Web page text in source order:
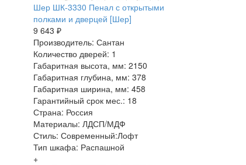
Шер ШК-3330 Пенал с открытыми
полками и дверцей [Шер]
9 643 ₽
Производитель: Сантан
Количество дверей: 1
Габаритная высота, мм: 2150
Габаритная глубина, мм: 378
Габаритная ширина, мм: 458
Гарантийный срок мес.: 18
Страна: Россия
Материалы: ЛДСП/МДФ
Стиль: Современный:Лофт
Тип шкафа: Распашной
+